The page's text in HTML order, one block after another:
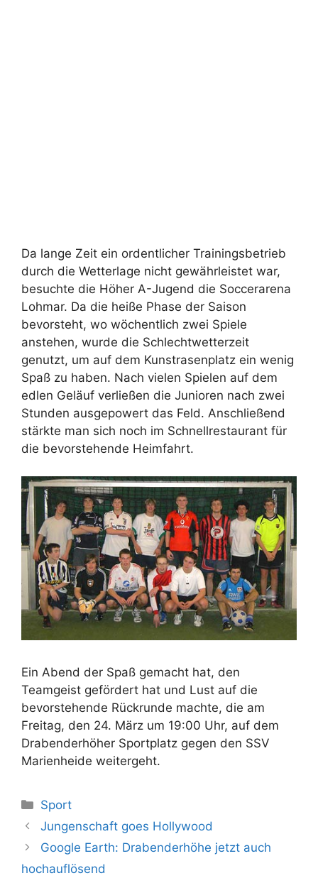
Da lange Zeit ein ordentlicher Trainingsbetrieb
durch die Wetterlage nicht gewährleistet war,
besuchte die Höher A-Jugend die Soccerarena
Lohmar. Da die heiße Phase der Saison
bevorsteht, wo wöchentlich zwei Spiele
anstehen, wurde die Schlechtwetterzeit
genutzt, um auf dem Kunstrasenplatz ein wenig
Spaß zu haben. Nach vielen Spielen auf dem
edlen Geläuf verließen die Junioren nach zwei
Stunden ausgepowert das Feld. Anschließend
stärkte man sich noch im Schnellrestaurant für
die bevorstehende Heimfahrt.
Ein Abend der Spaß gemacht hat, den
Teamgeist gefördert hat und Lust auf die
bevorstehende Rückrunde machte, die am
Freitag, den 24. März um 19:00 Uhr, auf dem
Drabenderhöher Sportplatz gegen den SSV
Marienheide weitergeht.
Kategorien
Sport
Jungenschaft goes Hollywood
Google Earth: Drabenderhöhe jetzt auch
hochauflösend